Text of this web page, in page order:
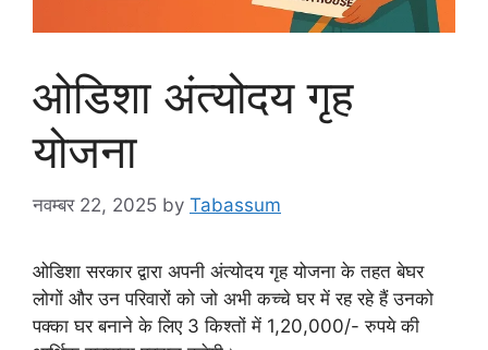
ओडिशा अंत्योदय गृह
योजना
नवम्बर 22, 2025 by Tabassum
ओडिशा सरकार द्वारा अपनी अंत्योदय गृह योजना के तहत बेघर
लोगों और उन परिवारों को जो अभी कच्चे घर में रह रहे हैं उनको
पक्का घर बनाने के लिए 3 किश्तों में 1,20,000/- रुपये की